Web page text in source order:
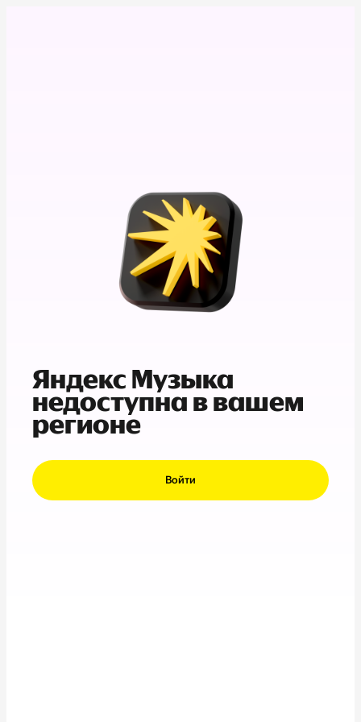
Яндекс Музыка
недоступна в вашем
регионе
Войти